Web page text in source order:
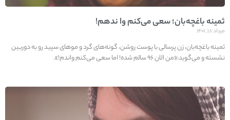
ثمینه باغچه‌بان؛ سعی می‌کنم وا ندهم!
مرداد ۱۸, ۱۴۰۱
ثمینه باغچه‌بان، زن پرسالی با پوست روشن، گونه‌های گرد و موهای سپید رو به دوربین
نشسته و می‌گوید:«من الان ۹۶ سالم شده! اما سعی می‌کنم واندم!».